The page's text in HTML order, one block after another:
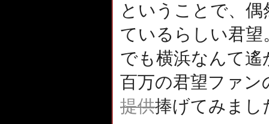
ということで、
ているらしい君望
でも横浜なんて
百万の君望ファン
提供捧げてみまし